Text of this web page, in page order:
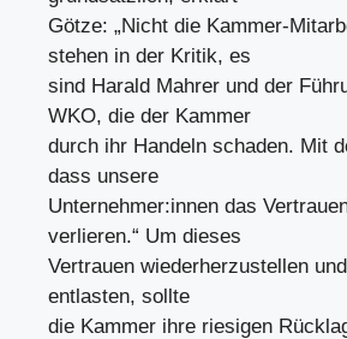
Götze: „Nicht die Kammer-
stehen in der Kritik, es
sind Harald Mahrer und der
WKO, die der Kammer
durch ihr Handeln schaden. Mit
dass unsere
Unternehmer:innen das
verlieren.“ Um dieses
Vertrauen wiederherzustellen
entlasten, sollte
die Kammer ihre riesigen